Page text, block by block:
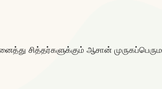
சித்தர்களுக்கும் ஆசான்